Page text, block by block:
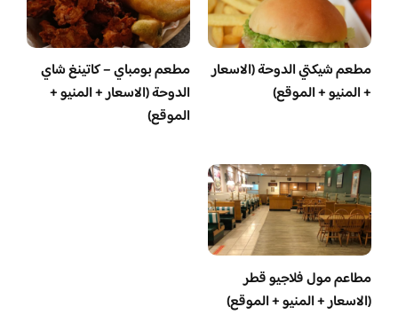
مطعم شيكتي الدوحة (الاسعار
+ المنيو + الموقع)
مطعم بومباي – كاتينغ شاي
الدوحة (الاسعار + المنيو +
الموقع)
مطاعم مول فلاجيو قطر
(الاسعار + المنيو + الموقع)